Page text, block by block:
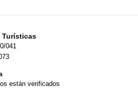
Turísticas
041
están verificados